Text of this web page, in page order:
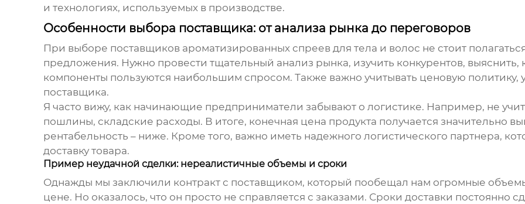
и технологиях, используемых в производстве.
Особенности выбора поставщика: от анализа рынка до переговоров
При выборе поставщиков ароматизированных спреев для тела и волос не стоит
предложения. Нужно провести тщательный анализ рынка, изучить конкурентов, выяснить,
компоненты пользуются наибольшим спросом. Также важно учитывать ценовую политику,
поставщика.
Я часто вижу, как начинающие предприниматели забывают о логистике. Например, не
пошлины, складские расходы. В итоге, конечная цена продукта получается значительно
рентабельность – ниже. Кроме того, важно иметь надежного логистического партнера,
доставку товара.
Пример неудачной сделки: нереалистичные объемы и сроки
Однажды мы заключили контракт с поставщиком, который пообещал нам огромные
цене. Но оказалось, что он просто не справляется с заказами. Сроки доставки постоянно